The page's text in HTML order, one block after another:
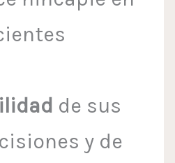
de sus
y de